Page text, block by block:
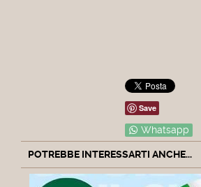
Save
Whatsapp
POTREBBE INTERESSARTI ANCHE...